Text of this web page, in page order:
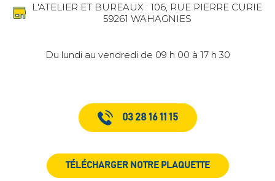
L'ATELIER ET BUREAUX : 106, RUE PIERRE CURIE
59261 WAHAGNIES
Du lundi au vendredi de 09 h 00 à 17 h 30
03 28 16 11 15
TÉLÉCHARGER NOTRE PLAQUETTE